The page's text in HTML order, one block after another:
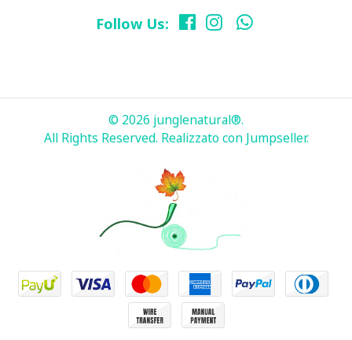
Follow Us:
© 2026 junglenatural®.
All Rights Reserved. Realizzato con Jumpseller.